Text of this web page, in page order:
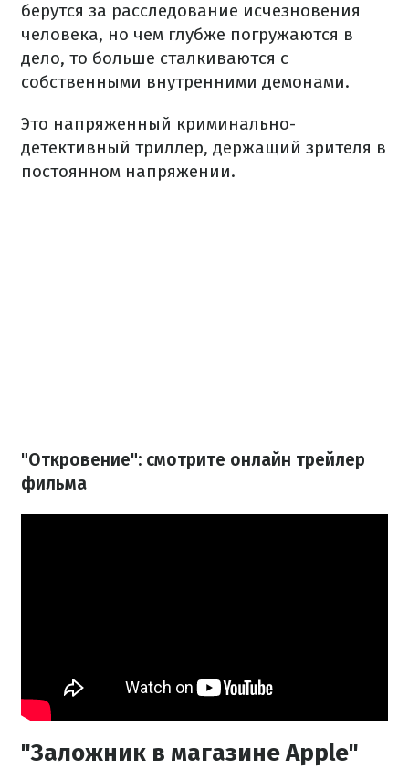
берутся за расследование исчезновения
человека, но чем глубже погружаются в
дело, то больше сталкиваются с
собственными внутренними демонами.
Это напряженный криминально-
детективный триллер, держащий зрителя в
постоянном напряжении.
"Откровение": смотрите онлайн трейлер
фильма
"Заложник в магазине Apple"